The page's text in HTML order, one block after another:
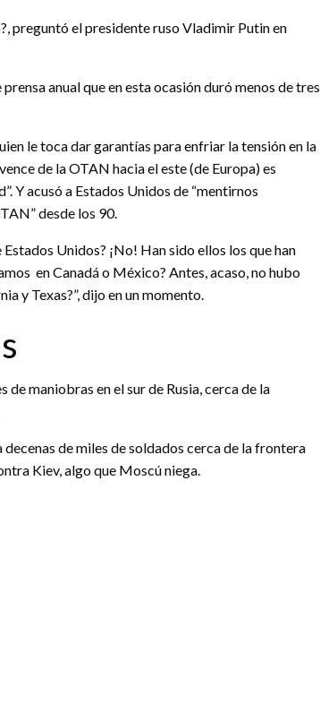
preguntó el presidente ruso Vladimir Putin en
anual que en esta ocasión duró menos de tres
le toca dar garantías para enfriar la tensión en la
de la OTAN hacia el este (de Europa) es
Y acusó a Estados Unidos de “mentirnos
desde los 90.
Unidos? ¡No! Han sido ellos los que han
en Canadá o México? Antes, acaso, no hubo
y Texas?”, dijo en un momento.
maniobras en el sur de Rusia, cerca de la
decenas de miles de soldados cerca de la frontera
Kiev, algo que Moscú niega.